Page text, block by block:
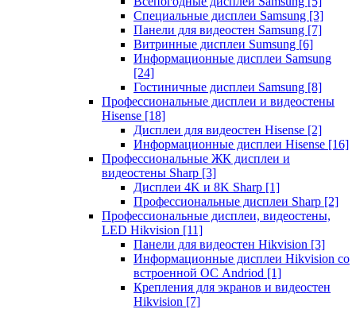
Специальные дисплеи Samsung [3]
Панели для видеостен Samsung [7]
Витринные дисплеи Sumsung [6]
Информационные дисплеи Samsung
[24]
Гостиничные дисплеи Samsung [8]
Профессиональные дисплеи и видеостены
Hisense [18]
Дисплеи для видеостен Hisense [2]
Информационные дисплеи Hisense [16]
Профессиональные ЖК дисплеи и
видеостены Sharp [3]
Дисплеи 4K и 8K Sharp [1]
Профессиональные дисплеи Sharp [2]
Профессиональные дисплеи, видеостены,
LED Hikvision [11]
Панели для видеостен Hikvision [3]
Информационные дисплеи Hikvision со
встроенной ОС Andriod [1]
Крепления для экранов и видеостен
Hikvision [7]